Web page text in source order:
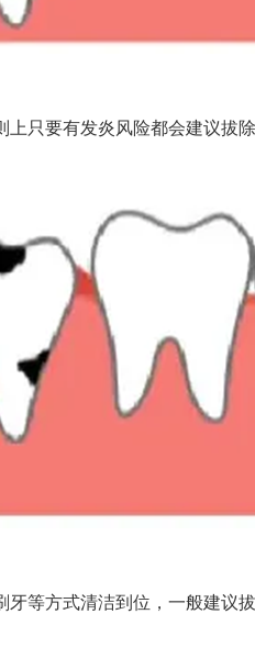
只要有发炎风险都会建议拔
等方式清洁到位，一般建议拔